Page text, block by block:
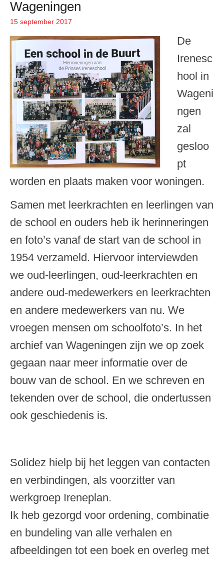
Wageningen
Geplaatst op
15 september 2017
De
Irenesc
hool in
Wageni
ngen
zal
gesloo
pt
worden en plaats maken voor woningen.
Samen met leerkrachten en leerlingen van
de school en ouders heb ik herinneringen
en foto’s vanaf de start van de school in
1954 verzameld. Hiervoor interviewden
we oud-leerlingen, oud-leerkrachten en
andere oud-medewerkers en leerkrachten
en andere medewerkers van nu. We
vroegen mensen om schoolfoto’s. In het
archief van Wageningen zijn we op zoek
gegaan naar meer informatie over de
bouw van de school. En we schreven en
tekenden over de school, die ondertussen
ook geschiedenis is.
Solidez hielp bij het leggen van contacten
en verbindingen, als voorzitter van
werkgroep Ireneplan.
Ik heb gezorgd voor ordening, combinatie
en bundeling van alle verhalen en
afbeeldingen tot een boek en overleg met